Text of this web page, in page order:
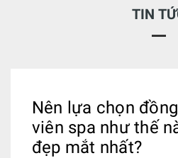
TIN
Nên lựa chọn
viên spa như thế
đẹp mắt nhất?